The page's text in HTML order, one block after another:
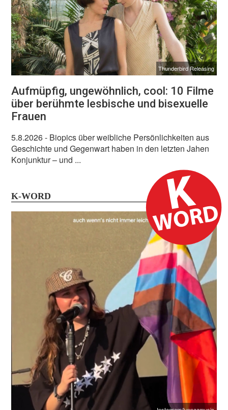
Thunderbird Releasing
Aufmüpfig, ungewöhnlich, cool: 10 Filme
über berühmte lesbische und bisexuelle
Frauen
5.8.2026- Biopics über weibliche Persönlichkeiten aus
Geschichte und Gegenwart haben in den letzten Jahen
Konjunktur – und ...
K-WORD